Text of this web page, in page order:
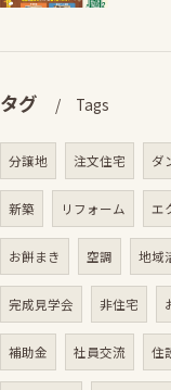
タグ Tags
分譲地 注文住宅 ダ
新築 リフォーム エ
お餅まき 空調 地域
完成見学会 非住宅
補助金 社員交流 住